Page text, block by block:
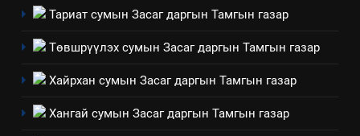
ТАЗ-ЫН САЛБАР ЗӨВЛӨЛ
4
Төрийн албаны зөвлөлийн
Архангай аймаг дахь салбар
Тариат сумын Засаг даргын Тамгын газар
Төвшрүүлэх сумын Засаг даргын Тамгын газар
Хайрхан сумын Засаг даргын Тамгын газар
Хангай сумын Засаг даргын Тамгын газар